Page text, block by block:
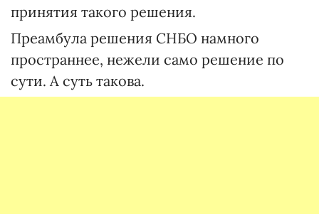
принятия такого решения.
Преамбула решения СНБО намного
пространнее, нежели само решение по
сути. А суть такова.